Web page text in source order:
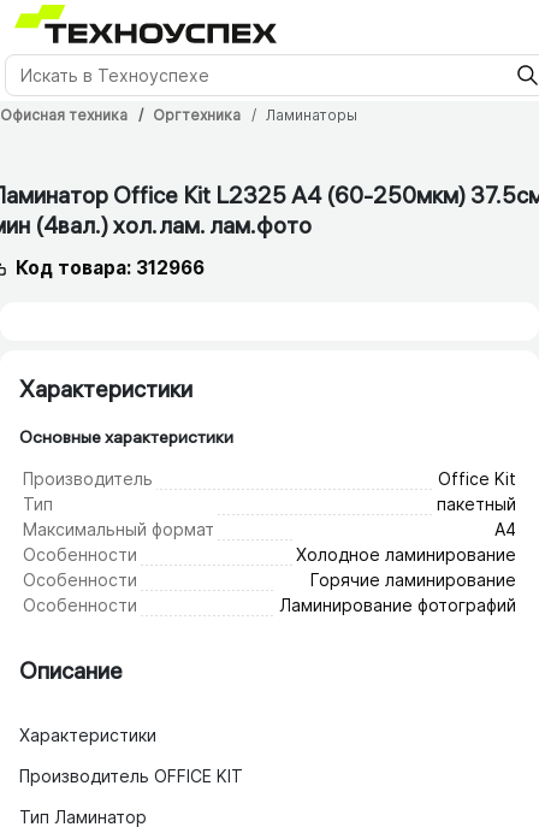
Офисная техника Оргтехника Ламинаторы
Office Kit L2325 A4 (60-250мкм)
(4вал.) хол.лам. лам.фото
Код товара: 312966
Характеристики
Основные характеристики
Производитель
Office Kit
Тип
пакетный
Максимальный формат
А4
Особенности
Холодное ламинирование
Особенности
Горячие ламинирование
Особенности
Ламинирование фотографий
Описание
Характеристики
Производитель OFFICE KIT
Тип Ламинатор